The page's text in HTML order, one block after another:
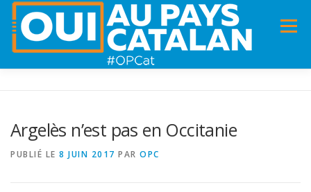
Menu
PANNEAUX POUR MA COMMUNE !
Argelès n’est pas en Occitanie
PUBLIÉ LE 8 JUIN 2017 PAR OPC